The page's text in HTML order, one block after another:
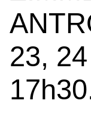
23,